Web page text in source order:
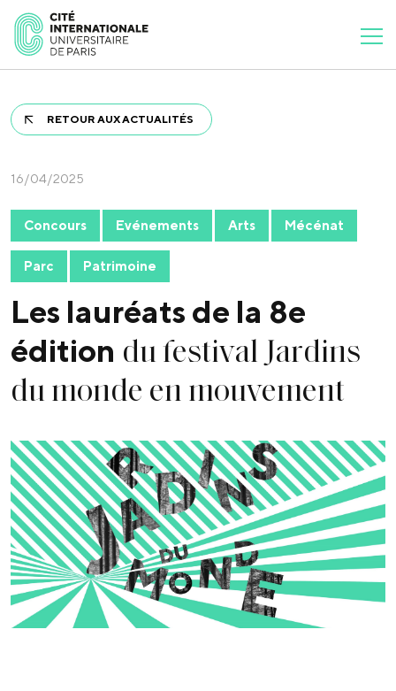
RETOUR AUX ACTUALITÉS
16/04/2025
Concours Evénements Arts Mécénat
Parc Patrimoine
Les lauréats de la 8e
édition du festival Jardins
du monde en mouvement